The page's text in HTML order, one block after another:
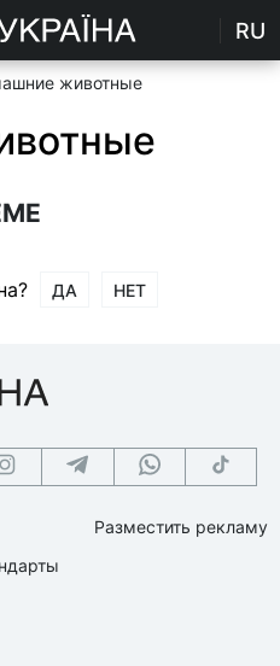
RU
животные
ДА НЕТ
Разместить рекламу